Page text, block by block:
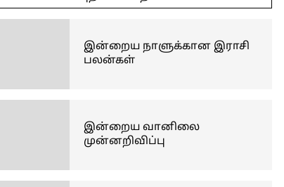
இன்றைய நாளுக்கான இராசி
பலன்கள்
இன்றைய வானிலை
முன்னறிவிப்பு